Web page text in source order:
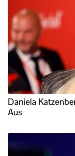
Daniela
Aus